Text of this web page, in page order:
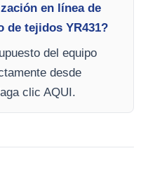
en línea de
de tejidos YR431?
del equipo
desde
clic AQUI.